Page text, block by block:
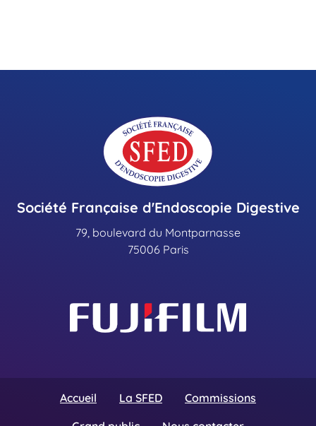
Société Française d'Endoscopie Digestive
79, boulevard du Montparnasse
75006 Paris
Accueil La SFED
Commissions